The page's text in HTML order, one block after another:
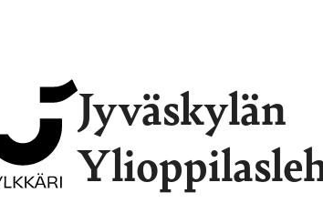
Jyväskylän